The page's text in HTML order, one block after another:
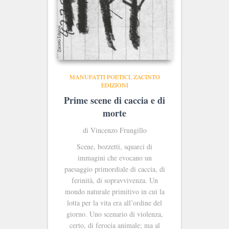
MANUFATTI POETICI ZACINTO
EDIZIONI
Prime scene di caccia e di
morte
di Vincenzo Frungillo
Scene, bozzetti, squarci di
immagini che evocano un
paesaggio primordiale di caccia, di
ferinità, di sopravvivenza. Un
mondo naturale primitivo in cui la
lotta per la vita era all’ordine del
giorno. Uno scenario di violenza,
certo, di ferocia animale; ma al